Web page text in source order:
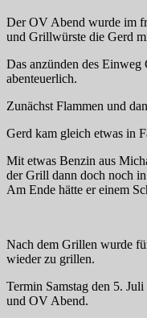
Der OV Abend wurde im
und Grillwürste die Gerd
Das anzünden des
abenteuerlich.
Zunächst Flammen und
Gerd kam gleich etwas in
Mit etwas Benzin aus
der Grill dann doch noch
Am Ende hätte er einem
Nach dem Grillen wurde
wieder zu grillen.
Termin Samstag den 5.
und OV Abend.